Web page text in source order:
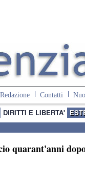
Redazione Contatti
DIRITTI E LIBERTA'
quarant'anni